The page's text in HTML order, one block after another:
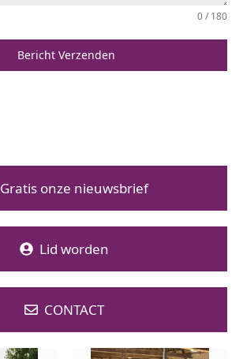
0 / 180
Bericht Verzenden
Gratis onze nieuwsbrief
Lid worden
CONTACT